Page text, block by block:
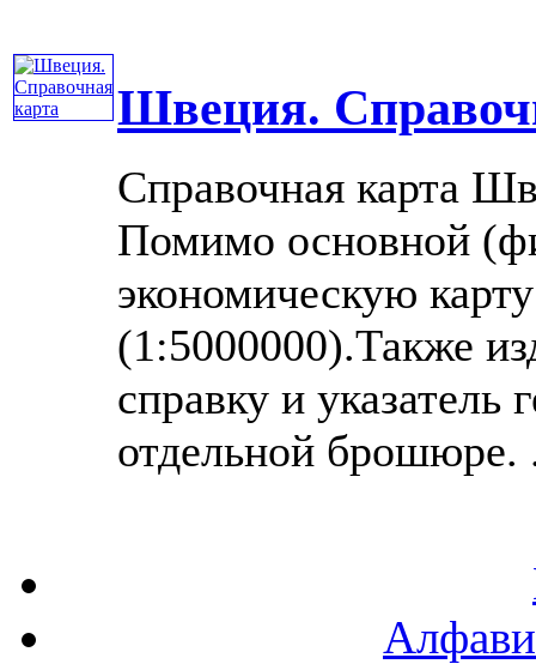
Швеция.
Справочная карта
Помимо основной
экономическую
(1:5000000).Также
справку и указатель
отдельной брошюре.